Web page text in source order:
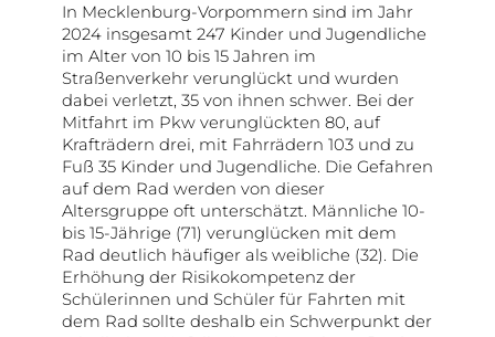
In Mecklenburg-Vorpommern sind im Jahr
2024 insgesamt 247 Kinder und Jugendliche
im Alter von 10 bis 15 Jahren im
Straßenverkehr verunglückt und wurden
dabei verletzt, 35 von ihnen schwer. Bei der
Mitfahrt im Pkw verunglückten 80, auf
Krafträdern drei, mit Fahrrädern 103 und zu
Fuß 35 Kinder und Jugendliche. Die Gefahren
auf dem Rad werden von dieser
Altersgruppe oft unterschätzt. Männliche 10-
bis 15-Jährige (71) verunglücken mit dem
Rad deutlich häufiger als weibliche (32). Die
Erhöhung der Risikokompetenz der
Schülerinnen und Schüler für Fahrten mit
dem Rad sollte deshalb ein Schwerpunkt der